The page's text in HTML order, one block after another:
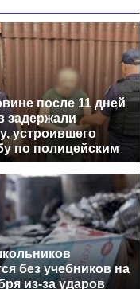
после 11 дней
задержали
устроившего
по полицейским
без учебников на
из-за ударов